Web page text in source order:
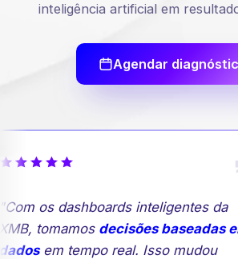
inteligência artificial em
Agendar
os dashboards inteligentes da
tomamosdecisões baseadas
em tempo real. Isso mudou